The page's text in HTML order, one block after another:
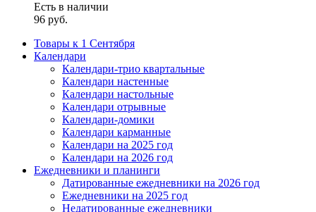
Есть в наличии
96 руб.
Товары к 1 Сентября
Календари
Календари-трио квартальные
Календари настенные
Календари настольные
Календари отрывные
Календари-домики
Календари карманные
Календари на 2025 год
Календари на 2026 год
Ежедневники и планинги
Датированные ежедневники на 2026 год
Ежедневники на 2025 год
Недатированные ежедневники